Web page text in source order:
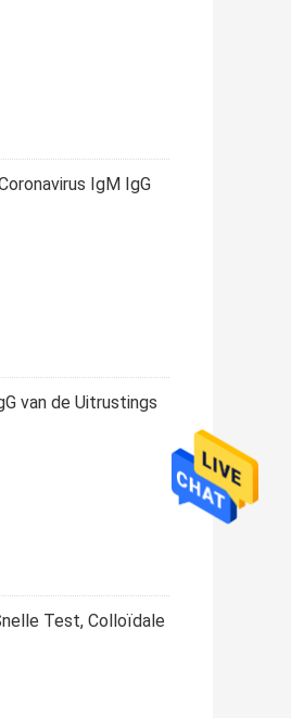
IgM IgG
van de Uitrustings
Test, Colloïdale